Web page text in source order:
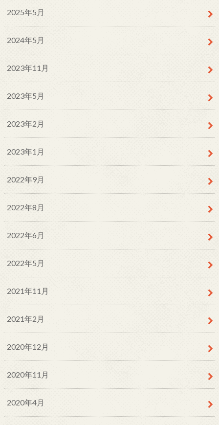
2025年5月
2024年5月
2023年11月
2023年5月
2023年2月
2023年1月
2022年9月
2022年8月
2022年6月
2022年5月
2021年11月
2021年2月
2020年12月
2020年11月
2020年4月